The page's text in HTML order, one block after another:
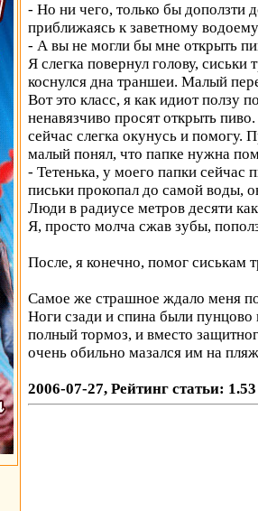
- Но ни чего, только бы доползти
приближаясь к заветному
- А вы не могли бы мне открыть
Я слегка повернул голову,
коснулся дна траншеи. Малый
Вот это класс, я как идиот ползу
ненавязчиво просят открыть
сейчас слегка окунусь и помогу.
малый понял, что папке нужна
- Тетенька, у моего папки
письки прокопал до самой воды,
Люди в радиусе метров десяти
Я, просто молча сжав зубы,
После, я конечно, помог сиськам
Самое же страшное ждало меня
Ноги сзади и спина были пунцово
полный тормоз, и вместо
очень обильно мазался им на
2006-07-27, Рейтинг статьи: